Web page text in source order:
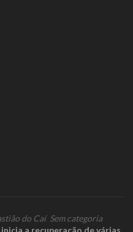
do Caí, Sem categoria
a recuperação de várias